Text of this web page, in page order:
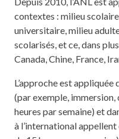
contextes : milieu
universitaire, milieu
scolarisés, et ce, dans
Canada, Chine, France,
L’approche est
(par exemple,
heures par semaine) et
à l’international